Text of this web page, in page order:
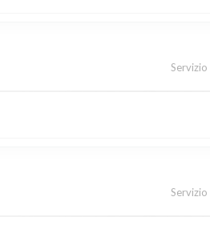
Servizio
Servizio